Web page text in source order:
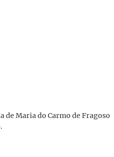
de Maria do Carmo de Fragoso